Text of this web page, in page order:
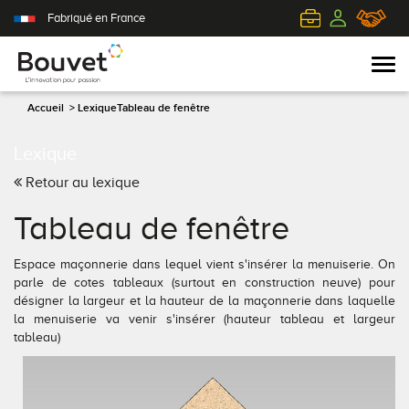
Fabriqué en France
Accueil > LexiqueTableau de fenêtre
Retour au lexique
Tableau de fenêtre
Espace maçonnerie dans lequel vient s'insérer la menuiserie. On
parle de cotes tableaux (surtout en construction neuve) pour
désigner la largeur et la hauteur de la maçonnerie dans laquelle
la menuiserie va venir s'insérer (hauteur tableau et largeur
tableau)
Bois
Nos portes-fenêtres
Tous nos volets
Conseils pour choisir
PVC
Toutes nos portes d'entrée
L'efficience industrielle
Le respect de l'environnement